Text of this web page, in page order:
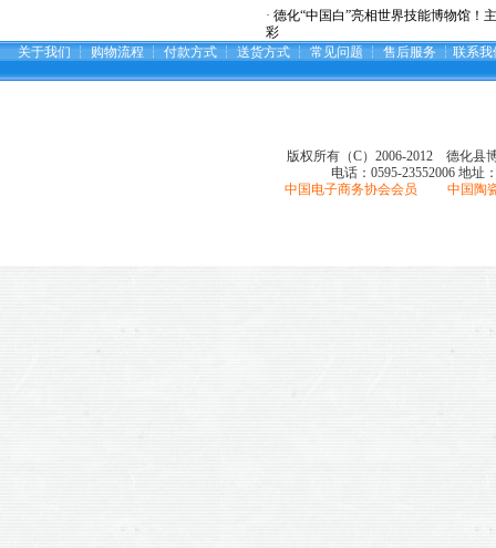
· 德化“中国白”亮相世界技能博物馆！
彩
关于我们 ┆ 购物流程 ┆ 付款方式 ┆ 送货方式 ┆ 常见问题 ┆ 售后服务 ┆ 联系我
版权所有（C）2006-2012 德化县
电话：0595-23552006 地址
中国电子商务协会会员 中国陶